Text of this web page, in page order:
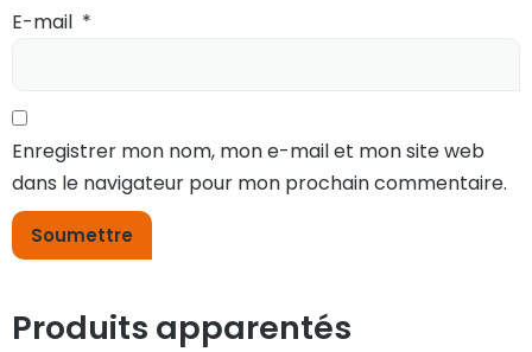
E-mail *
Enregistrer mon nom, mon e-mail et mon site web
dans le navigateur pour mon prochain commentaire.
Produits apparentés